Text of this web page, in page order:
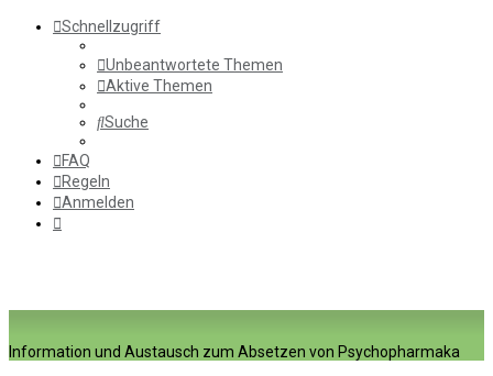
Schnellzugriff
Unbeantwortete Themen
Aktive Themen
Suche
FAQ
Regeln
Anmelden
Information und Austausch zum Absetzen von Psychopharmaka